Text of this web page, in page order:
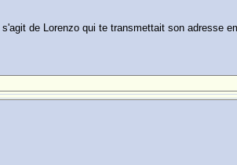
de Lorenzo qui te transmettait son adresse